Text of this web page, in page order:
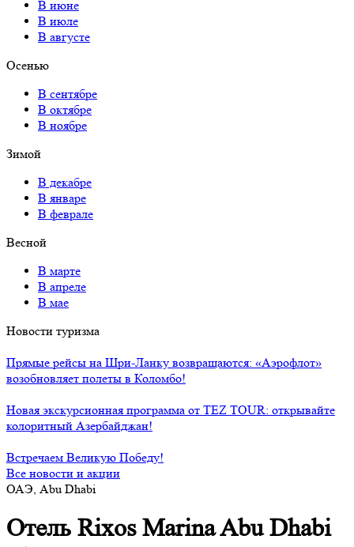
В июне
В июле
В августе
Осенью
В сентябре
В октябре
В ноябре
Зимой
В декабре
В январе
В феврале
Весной
В марте
В апреле
В мае
Новости туризма
Прямые рейсы на Шри-Ланку возвращаются: «Аэрофлот»
возобновляет полеты в Коломбо!
Новая экскурсионная программа от TEZ TOUR: открывайте
колоритный Азербайджан!
Встречаем Великую Победу!
Все новости и акции
ОАЭ, Abu Dhabi
Отель Rixos Marina Abu Dhabi